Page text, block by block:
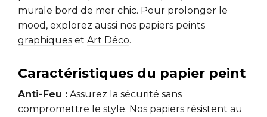
murale bord de mer chic. Pour prolonger le
mood, explorez aussi nos papiers peints
graphiques et Art Déco.
Caractéristiques du papier peint
Anti-Feu : Assurez la sécurité sans
compromettre le style. Nos papiers résistent au